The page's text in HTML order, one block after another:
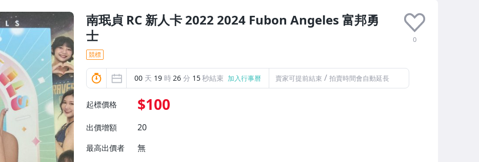
南珉貞 RC 新人卡 2022 2024 Fubon Angeles 富邦勇
士
0
競標
00 天 19 時26 分 13秒結束 加入行事曆 賣家可提前結束 / 拍賣時間會自動延長
起標價格 $100
出價增額 20
最高出價者 無